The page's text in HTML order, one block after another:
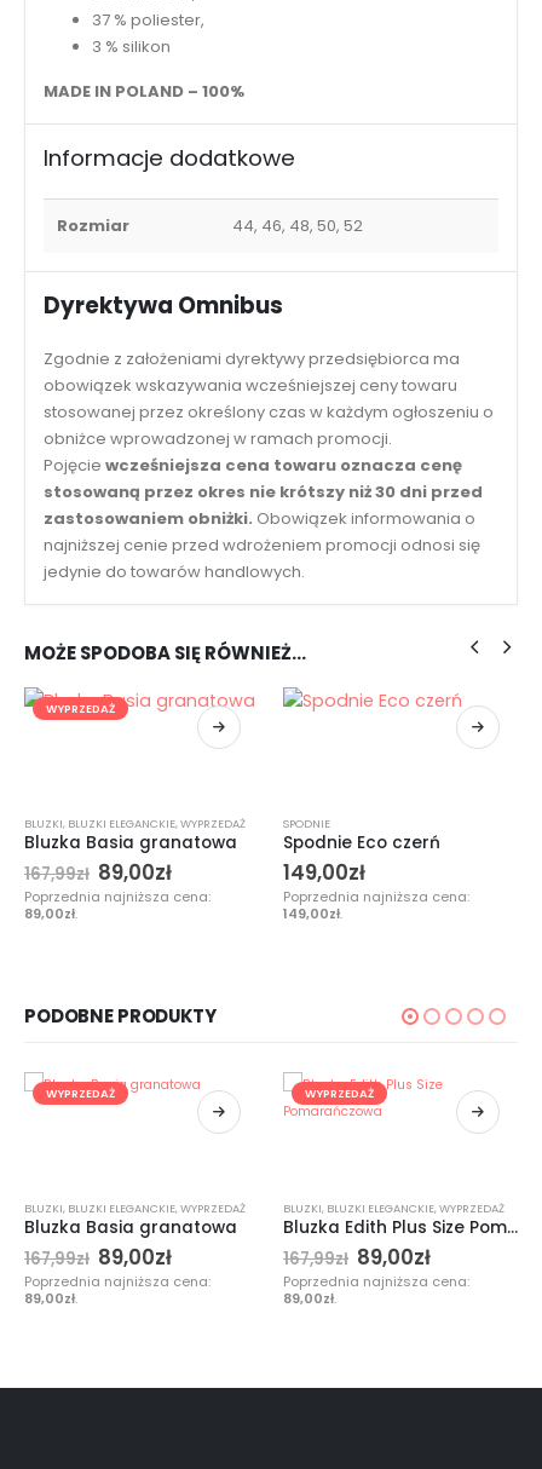
37 % poliester,
3 % silikon
MADE IN POLAND – 100%
Informacje dodatkowe
Rozmiar 44, 46, 48, 50, 52
Dyrektywa Omnibus
Zgodnie z założeniami dyrektywy przedsiębiorca ma
obowiązek wskazywania wcześniejszej ceny towaru
stosowanej przez określony czas w każdym ogłoszeniu o
obniżce wprowadzonej w ramach promocji.
Pojęcie wcześniejsza cena towaru oznacza cenę
stosowaną przez okres nie krótszy niż 30 dni przed
zastosowaniem obniżki. Obowiązek informowania o
najniższej cenie przed wdrożeniem promocji odnosi się
jedynie do towarów handlowych.
MOŻE SPODOBA SIĘ RÓWNIEŻ…
WYPRZEDAŻ
BLUZKI, BLUZKI ELEGANCKIE,WYPRZEDAŻ
Bluzka Basia granatowa
167,99zł 89,00zł
Poprzednia najniższa cena:
89,00zł.
SPODNIE
Spodnie Eco czerń
149,00zł
Poprzednia najniższa cena:
149,00zł.
PODOBNE PRODUKTY
WYPRZEDAŻ
BLUZKI, BLUZKI ELEGANCKIE,WYPRZEDAŻ
Bluzka Basia granatowa
167,99zł 89,00zł
Poprzednia najniższa cena:
89,00zł.
WYPRZEDAŻ
BLUZKI, BLUZKI ELEGANCKIE,WYPRZEDAŻ
Bluzka Edith Plus Size Pomarańczowa
167,99zł 89,00zł
Poprzednia najniższa cena:
89,00zł.